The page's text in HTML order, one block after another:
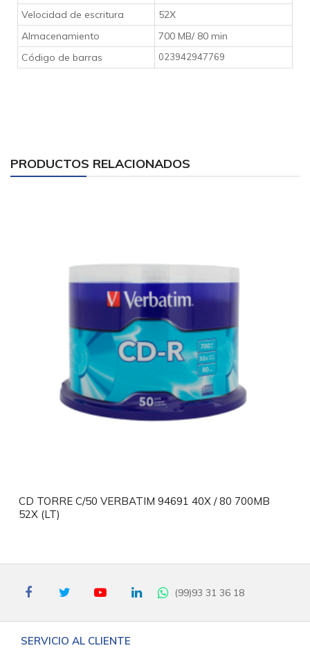
Velocidad de escritura
52X
Almacenamiento
700 MB/ 80 min
Código de barras
023942947769
PRODUCTOS RELACIONADOS
CD TORRE C/50 VERBATIM 94691 40X / 80 700MB
52X (LT)
(99)93 31 36 18
SERVICIO AL CLIENTE